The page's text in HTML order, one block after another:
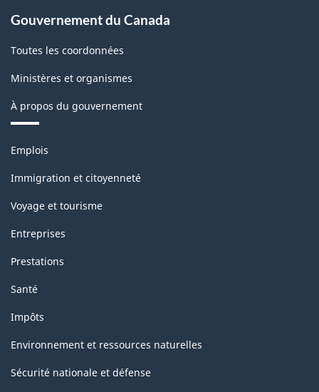
413.32
Gouvernement du Canada
Toutes les coordonnées
Ministères et organismes
À propos du gouvernement
Thèmes
sujets
Emplois
Immigration et citoyenneté
Voyage et tourisme
Entreprises
Prestations
Santé
Impôts
Environnement et ressources naturelles
Sécurité nationale et défense